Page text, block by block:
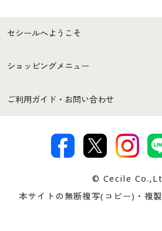
セシールへようこそ
はじめての方へ
セシールご利用規約
著作権・商標について 会社
ショッピングメニュー
商品カテゴリ
プレゼント＆キャンペーン サイ
ご利用ガイド・お問い合わせ
交換・返品は お支
ついて
忘れ
© Cecile
本サイトの無断複写(コピー)・複製